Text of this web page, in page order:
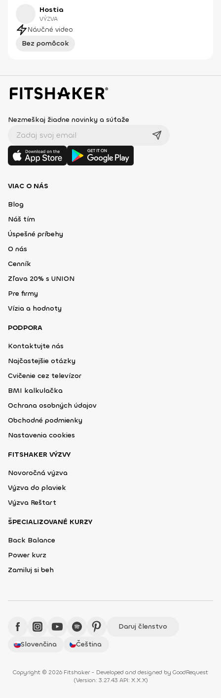
Hostia
VÝZVA
Náučné video
Bez pomôcok
Nezmeškaj žiadne novinky a súťaže
VIAC O NÁS
Blog
Náš tím
Úspešné príbehy
O nás
Cenník
Zľava 20% s UNION
Pre firmy
Vízia a hodnoty
PODPORA
Kontaktujte nás
Najčastejšie otázky
Cvičenie cez televízor
BMI kalkulačka
Ochrana osobných údajov
Obchodné podmienky
Nastavenia cookies
FITSHAKER VÝZVY
Novoročná výzva
Výzva do plaviek
Výzva Reštart
ŠPECIALIZOVANÉ KURZY
Back Balance
Power kurz
Zamiluj si beh
Daruj členstvo
Slovenčina
Čeština
Copyright © 2026 Fitshaker - Developed and designed by GoodRequest
(Version: 3.27.43 API: X.X.X)